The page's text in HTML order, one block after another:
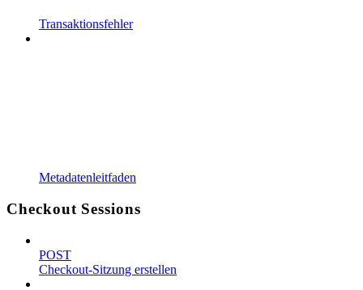
Transaktionsfehler
Metadatenleitfaden
Checkout Sessions
POST
Checkout-Sitzung erstellen